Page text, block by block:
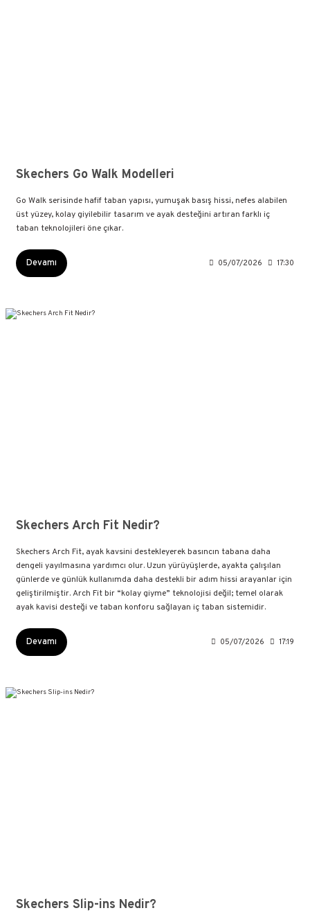
Skechers Go Walk Modelleri
Go Walk serisinde hafif taban yapısı, yumuşak basış hissi, nefes alabilen
üst yüzey, kolay giyilebilir tasarım ve ayak desteğini artıran farklı iç
taban teknolojileri öne çıkar.
Devamı 05/07/2026 17:30
Skechers Arch Fit Nedir?
Skechers Arch Fit, ayak kavsini destekleyerek basıncın tabana daha
dengeli yayılmasına yardımcı olur. Uzun yürüyüşlerde, ayakta çalışılan
günlerde ve günlük kullanımda daha destekli bir adım hissi arayanlar için
geliştirilmiştir. Arch Fit bir “kolay giyme” teknolojisi değil; temel olarak
ayak kavisi desteği ve taban konforu sağlayan iç taban sistemidir.
Devamı 05/07/2026 17:19
Skechers Slip-ins Nedir?